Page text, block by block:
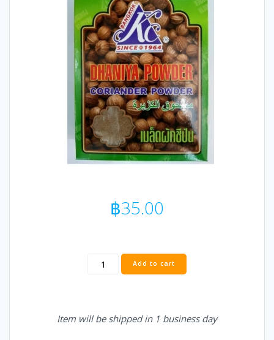
฿35.00
KC
CORIANDER
POWDER
Add to cart
Item will be shipped in 1 business day